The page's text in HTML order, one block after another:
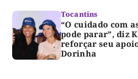
Tocantins
“O cuidado com
pode parar”, diz
reforçar seu
Dorinha